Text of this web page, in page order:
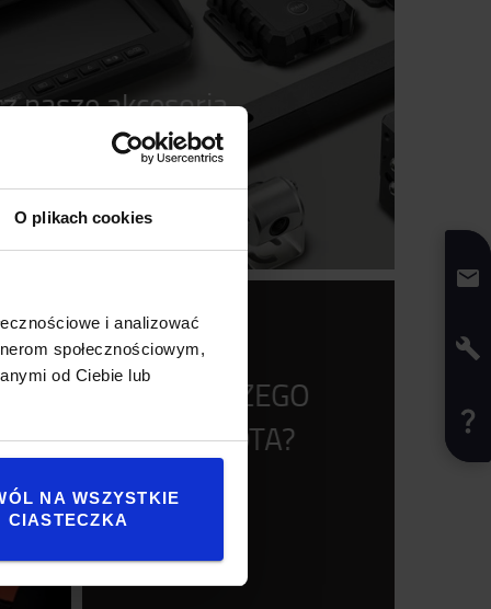
O plikach cookies
i analizować
społecznościowym,
od Ciebie lub
NA WSZYSTKIE
CIASTECZKA
nasze akcesoria
DLACZEGO
TOYOTA?